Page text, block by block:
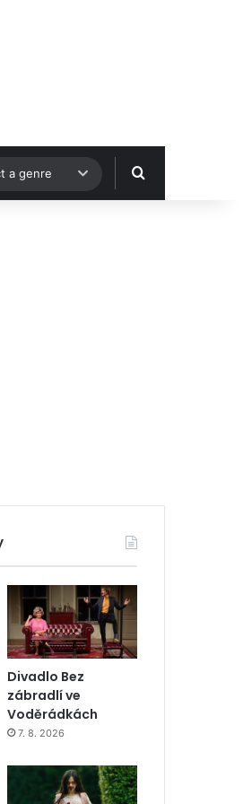
a genre Hledat
Divadlo Bez
zábradlí ve
Voděrádkách
7. 8. 2026